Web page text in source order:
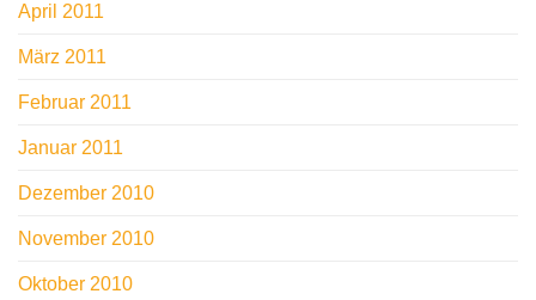
April 2011
März 2011
Februar 2011
Januar 2011
Dezember 2010
November 2010
Oktober 2010